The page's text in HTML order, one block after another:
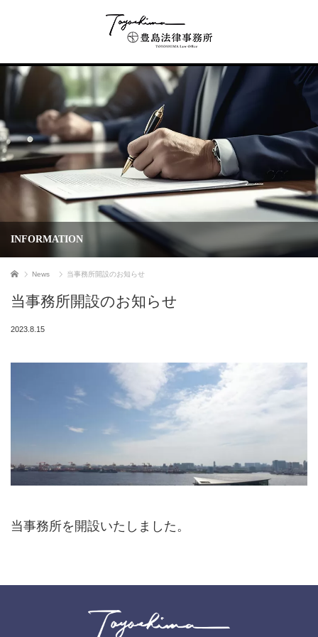
INFORMATION
Home News 当事務所開設のお知らせ
当事務所開設のお知らせ
2023.8.15
当事務所を開設いたしました。